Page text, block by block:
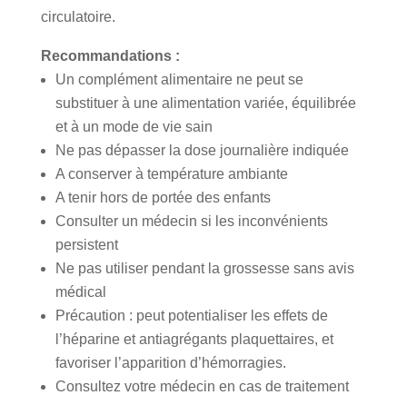
circulatoire.
Recommandations :
Un complément alimentaire ne peut se
substituer à une alimentation variée, équilibrée
et à un mode de vie sain
Ne pas dépasser la dose journalière indiquée
A conserver à température ambiante
A tenir hors de portée des enfants
Consulter un médecin si les inconvénients
persistent
Ne pas utiliser pendant la grossesse sans avis
médical
Précaution : peut potentialiser les effets de
l’héparine et antiagrégants plaquettaires, et
favoriser l’apparition d’hémorragies.
Consultez votre médecin en cas de traitement